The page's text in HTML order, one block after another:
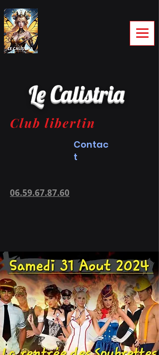
Le Calistria
Club libertin
Contac
t
06.59.67.87.60